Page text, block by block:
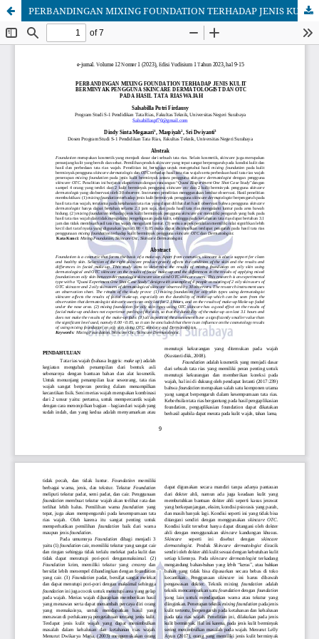
PERBANDINGAN MIXING FOUNDATION TERHADAP JENIS KULIT BERMINYAK PENGGUNA SKINCARE DERMATOLOGIST DAN OTC PADA HASIL TATA RIAS WAJAH